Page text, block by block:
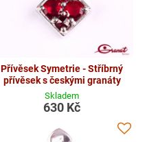
Přívěsek Symetrie - Stříbrný
přívěsek s českými granáty
Skladem
630 Kč